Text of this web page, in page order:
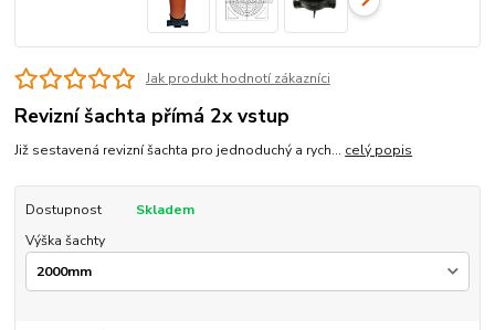
Jak produkt hodnotí zákazníci
Revizní šachta přímá 2x vstup
Již sestavená revizní šachta pro jednoduchý a rych... celý popis
Dostupnost
Skladem
Výška šachty